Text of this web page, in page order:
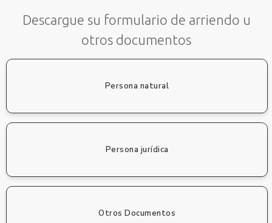
Descargue su formulario de arriendo u
otros documentos
Persona natural
Persona jurídica
Otros Documentos